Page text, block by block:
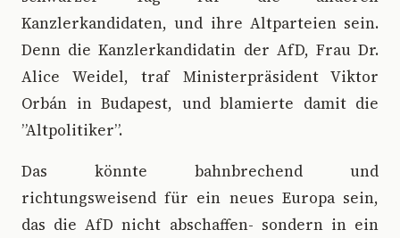
Kanzlerkandidaten, und ihre Altparteien sein.
Denn die Kanzlerkandidatin der AfD, Frau Dr.
Alice Weidel, traf Ministerpräsident Viktor
Orbán in Budapest, und blamierte damit die
”Altpolitiker”.
Das könnte bahnbrechend und
richtungsweisend für ein neues Europa sein,
das die AfD nicht abschaffen- sondern in ein